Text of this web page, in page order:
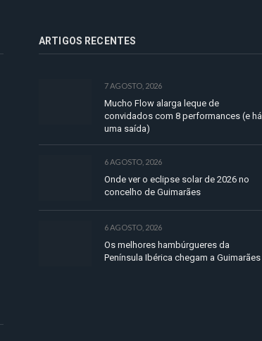
ARTIGOS RECENTES
7 AGOSTO, 2026
Mucho Flow alarga leque de
convidados com 8 performances (e há
uma saída)
6 AGOSTO, 2026
Onde ver o eclipse solar de 2026 no
concelho de Guimarães
6 AGOSTO, 2026
Os melhores hambúrgueres da
Península Ibérica chegam a Guimarães